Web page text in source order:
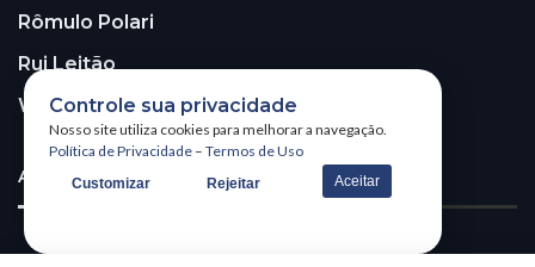
Rômulo Polari
Rui Leitão
Walter Santos
ASSINE A NOSSA NEWSLETTER!
Controle sua privacidade
Nosso site utiliza cookies para melhorar a navegação.
Política de Privacidade – Termos de Uso
Customizar Rejeitar Aceitar